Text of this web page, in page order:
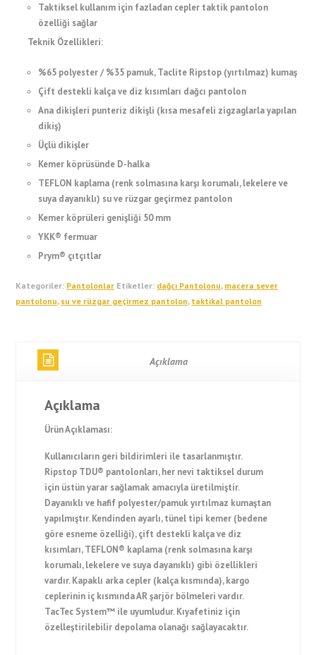
Taktiksel kullanım için fazladan cepler taktik pantolon
özelliği sağlar
Teknik Özellikleri:
%65 polyester / %35 pamuk, Taclite Ripstop (yırtılmaz) kumaş
Çift destekli kalça ve diz kısımları dağcı pantolon
Ana dikişleri punteriz dikişli (kısa mesafeli zigzaglarla yapılan
dikiş)
Üçlü dikişler
Kemer köprüsünde D-halka
TEFLON kaplama (renk solmasına karşı korumalı, lekelere ve
suya dayanıklı) su ve rüzgar geçirmez pantolon
Kemer köprüleri genişliği 50 mm
YKK® fermuar
Prym® çıtçıtlar
Kategoriler: Pantolonlar Etiketler: dağcı Pantolonu, macera sever
pantolonu, su ve rüzgar geçirmez pantolon, taktikal pantolon
Açıklama
Açıklama
Ürün Açıklaması:
Kullanıcıların geri bildirimleri ile tasarlanmıştır.
Ripstop TDU® pantolonları, her nevi taktiksel durum
için üstün yarar sağlamak amacıyla üretilmiştir.
Dayanıklı ve hafif polyester/pamuk yırtılmaz kumaştan
yapılmıştır. Kendinden ayarlı, tünel tipi kemer (bedene
göre esneme özelliği), çift destekli kalça ve diz
kısımları, TEFLON® kaplama (renk solmasına karşı
korumalı, lekelere ve suya dayanıklı) gibi özellikleri
vardır. Kapaklı arka cepler (kalça kısmında), kargo
ceplerinin iç kısmında AR şarjör bölmeleri vardır.
TacTec System™ ile uyumludur. Kıyafetiniz için
özelleştirilebilir depolama olanağı sağlayacaktır.